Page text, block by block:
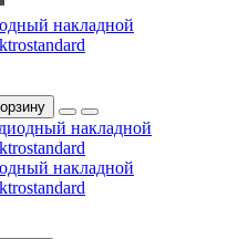
накладной
накладной